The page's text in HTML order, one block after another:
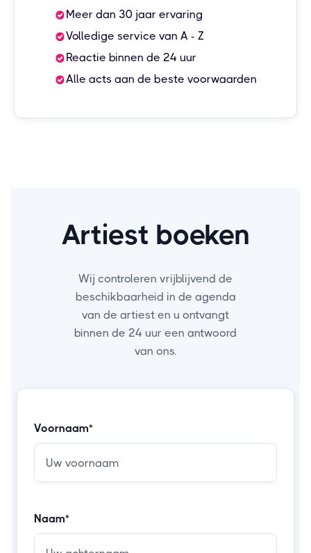
Meer dan 30 jaar ervaring
Volledige service van A - Z
Reactie binnen de 24 uur
Alle acts aan de beste voorwaarden
Artiest boeken
Wij controleren vrijblijvend de
beschikbaarheid in de agenda
van de artiest en u ontvangt
binnen de 24 uur een antwoord
van ons.
Voornaam*
Naam*